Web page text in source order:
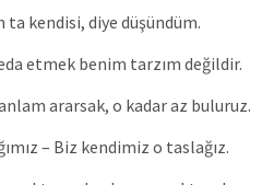
ta kendisi, diye düşündüm.
etmek benim tarzım değildir.
ararsak, o kadar az buluruz.
– Biz kendimiz o taslağız.